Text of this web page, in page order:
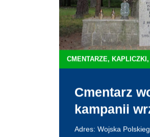
CMENTARZE,
Cmentarz
kampanii
Adres: Wojska